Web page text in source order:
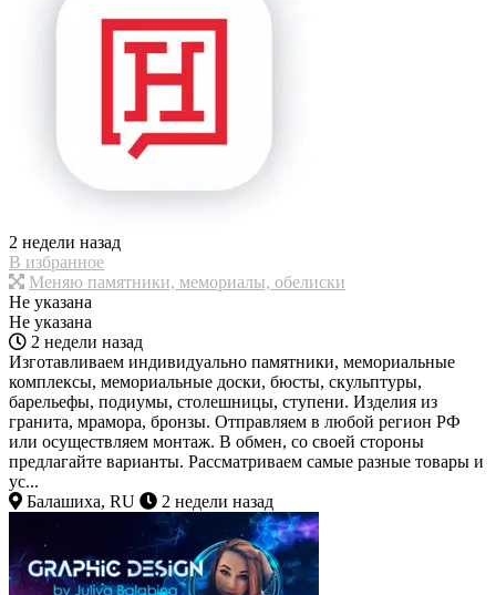
2 недели назад
В избранное
Меняю памятники, мемориалы, обелиски
Не указана
Не указана
2 недели назад
Изготавливаем индивидуально памятники, мемориальные
комплексы, мемориальные доски, бюсты, скульптуры,
барельефы, подиумы, столешницы, ступени. Изделия из
гранита, мрамора, бронзы. Отправляем в любой регион РФ
или осуществляем монтаж. В обмен, со своей стороны
предлагайте варианты. Рассматриваем самые разные товары и
ус...
Балашиха, RU
2 недели назад